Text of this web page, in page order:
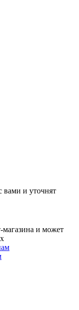
вами и уточнят
магазина и может